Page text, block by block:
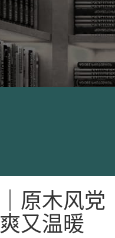
原木风党
又温暖